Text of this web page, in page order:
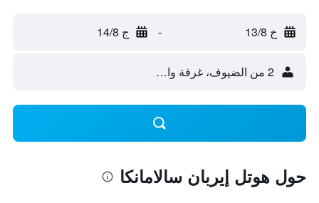
خ 13/8 - ج 14/8
2 من الضيوف، غرفة واحدة
حول هوتل إيربان سالامانكا